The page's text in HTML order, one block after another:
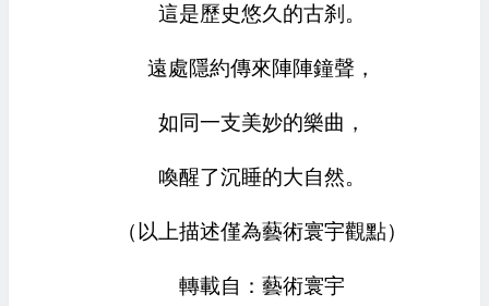
這是歷史悠久的古刹。
遠處隱約傳來陣陣鐘聲，
如同一支美妙的樂曲，
喚醒了沉睡的大自然。
（以上描述僅為藝術寰宇觀點）
轉載自：藝術寰宇